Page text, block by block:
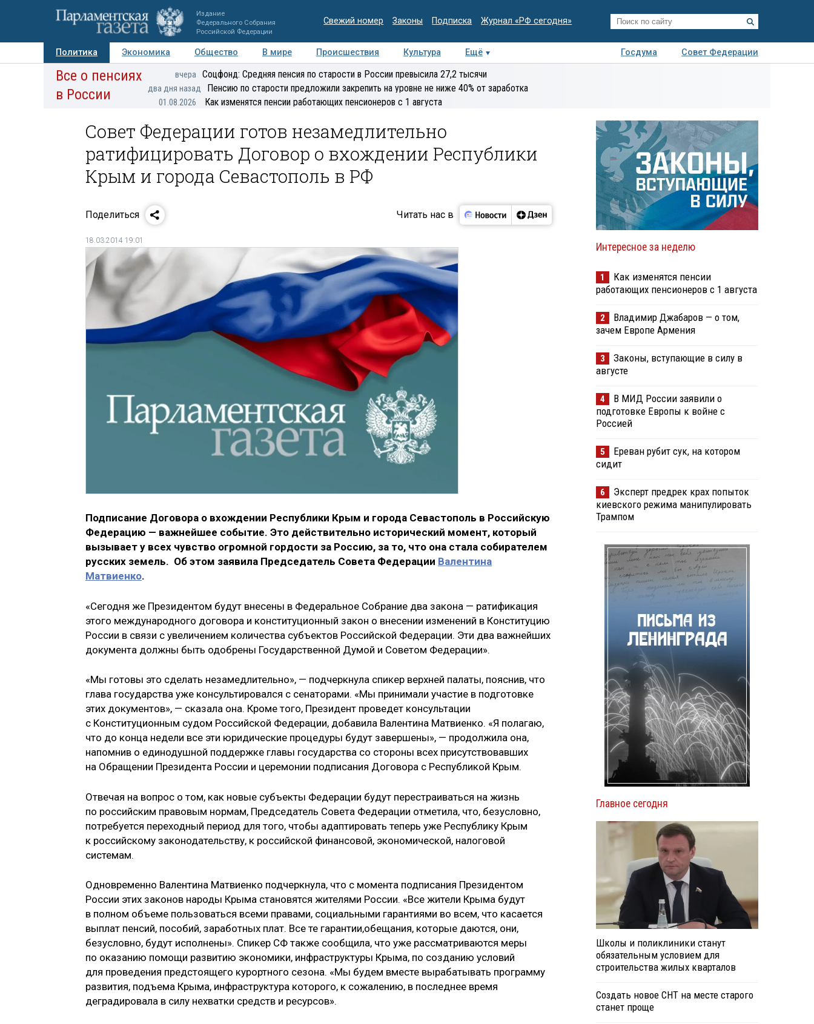
Издание
Федерального Собрания
Российской Федерации
Свежий номер Законы Подписка Журнал «РФ сегодня»
Политика Экономика Общество В мире Происшествия Культура Ещё Госдума
Совет Федерации
Авторы Персоны Мнения Регионы Медиацентр Интервью Колумнисты
экспертиза
Все о пенсиях
в России
вчера Соцфонд: Средняя пенсия по старости в России превысила 27,2 тысячи
два дня назад Пенсию по старости предложили закрепить на уровне не ниже 40% от заработка
01.08.2026 Как изменятся пенсии работающих пенсионеров с 1 августа
Совет Федерации готов незамедлительно
ратифицировать Договор о вхождении Республики
Крым и города Севастополь в РФ
Поделиться Читать нас в
18.03.2014 19:01
Подписание Договора о вхождении Республики Крым и города Севастополь в Российскую
Федерацию — важнейшее событие. Это действительно исторический момент, который
вызывает у всех чувство огромной гордости за Россию, за то, что она стала собирателем
русских земель. Об этом заявила Председатель Совета Федерации Валентина
Матвиенко.
«Сегодня же Президентом будут внесены в Федеральное Собрание два закона — ратификация
этого международного договора и конституционный закон о внесении изменений в Конституцию
России в связи с увеличением количества субъектов Российской Федерации. Эти два важнейших
документа должны быть одобрены Государственной Думой и Советом Федерации».
«Мы готовы это сделать незамедлительно», — подчеркнула спикер верхней палаты, пояснив, что
глава государства уже консультировался с сенаторами. «Мы принимали участие в подготовке
этих документов», — сказала она. Кроме того, Президент проведет консультации
с Конституционным судом Российской Федерации, добавила Валентина Матвиенко. «Я полагаю,
что до конца недели все эти юридические процедуры будут завершены», — продолжила она,
напомнив о единодушной поддержке главы государства со стороны всех присутствовавших
на Обращении Президента России и церемонии подписания Договора с Республикой Крым.
Отвечая на вопрос о том, как новые субъекты Федерации будут перестраиваться на жизнь
по российским правовым нормам, Председатель Совета Федерации отметила, что, безусловно,
потребуется переходный период для того, чтобы адаптировать теперь уже Республику Крым
к российскому законодательству, к российской финансовой, экономической, налоговой
системам.
Одновременно Валентина Матвиенко подчеркнула, что с момента подписания Президентом
России этих законов народы Крыма становятся жителями России. «Все жители Крыма будут
в полном объеме пользоваться всеми правами, социальными гарантиями во всем, что касается
выплат пенсий, пособий, заработных плат. Все те гарантии,обещания, которые даются, они,
безусловно, будут исполнены». Спикер СФ также сообщила, что уже рассматриваются меры
по оказанию помощи развитию экономики, инфраструктуры Крыма, по созданию условий
для проведения предстоящего курортного сезона. «Мы будем вместе вырабатывать программу
развития, подъема Крыма, инфраструктура которого, к сожалению, в последнее время
деградировала в силу нехватки средств и ресурсов».
Интересное за неделю
1
Как изменятся пенсии
работающих пенсионеров с 1 августа
2
Владимир Джабаров — о том,
зачем Европе Армения
3
Законы, вступающие в силу в
августе
4
В МИД России заявили о
подготовке Европы к войне с
Россией
5
Ереван рубит сук, на котором
сидит
6
Эксперт предрек крах попыток
киевского режима манипулировать
Трампом
Главное сегодня
Школы и поликлиники станут
обязательным условием для
строительства жилых кварталов
Создать новое СНТ на месте старого
станет проще